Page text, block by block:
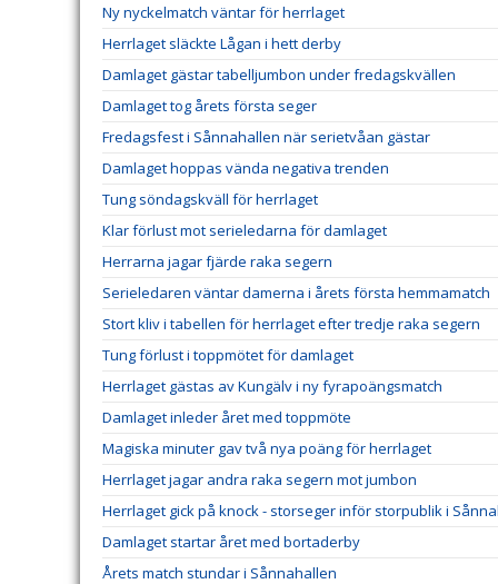
Ny nyckelmatch väntar för herrlaget
Herrlaget släckte Lågan i hett derby
Damlaget gästar tabelljumbon under fredagskvällen
Damlaget tog årets första seger
Fredagsfest i Sånnahallen när serietvåan gästar
Damlaget hoppas vända negativa trenden
Tung söndagskväll för herrlaget
Klar förlust mot serieledarna för damlaget
Herrarna jagar fjärde raka segern
Serieledaren väntar damerna i årets första hemmamatch
Stort kliv i tabellen för herrlaget efter tredje raka segern
Tung förlust i toppmötet för damlaget
Herrlaget gästas av Kungälv i ny fyrapoängsmatch
Damlaget inleder året med toppmöte
Magiska minuter gav två nya poäng för herrlaget
Herrlaget jagar andra raka segern mot jumbon
Herrlaget gick på knock - storseger inför storpublik i
Damlaget startar året med bortaderby
Årets match stundar i Sånnahallen